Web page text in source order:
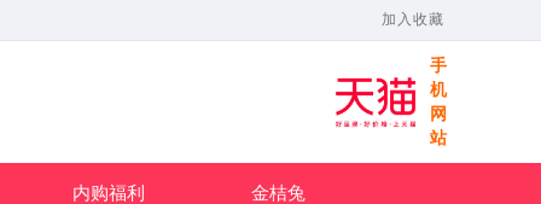
加入收藏
手
机
网
站
内购福利 金桔兔